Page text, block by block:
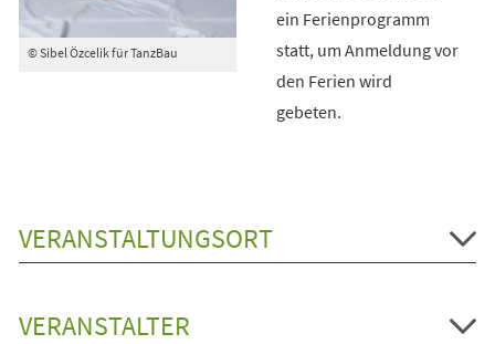
© Sibel Özcelik für TanzBau
ein Ferienprogramm
statt, um Anmeldung vor
den Ferien wird
gebeten.
VERANSTALTUNGSORT
VERANSTALTER